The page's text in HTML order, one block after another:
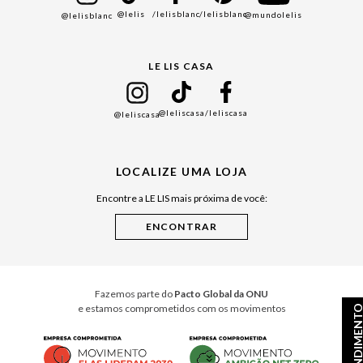
Black Friday
Cuidados Casa
@lelisblanc @lelis /lelisblanc/lelisblanc@mundolelis
LE LIS CASA
@leliscasa@leliscasa/leliscasa
LOCALIZE UMA LOJA
Encontre a LE LIS mais próxima de você:
Fazemos parte do Pacto Global da ONU
e estamos comprometidos com os movimentos